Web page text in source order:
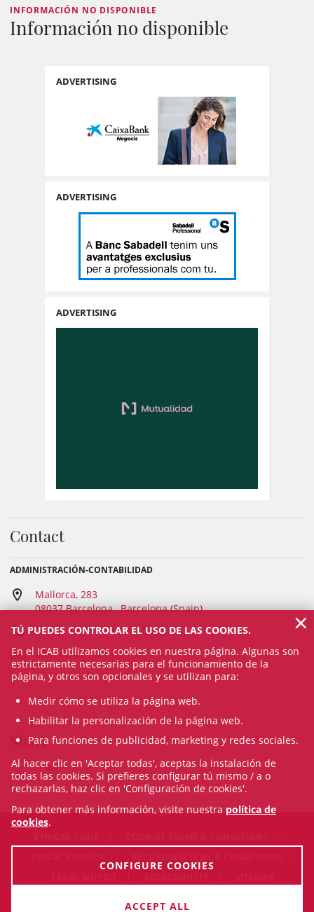
INFORMACIÓN NO DISPONIBLE
Información no disponible
ADVERTISING
ADVERTISING
ADVERTISING
Contact
ADMINISTRACIÓN-CONTABILIDAD
Mallorca, 283
08037 Barcelona , Barcelona (Spain)
93 601 12 74 / 93 496 18 80
administracio@icab.cat
Share
© Sat Aug 08 21:56:54 CEST 2026 Il·lustre Col·legi de l'Advocacia
TÚ PUEDES CONTROLAR EL USO DE LAS COOKIES.
En el ICAB utilizamos cookies en nuestra página. Algunas son
estrictamente necesarias para el funcionamiento de la
página, y otros son opcionales y se utilizan para:
Medir cómo se utiliza la página web.
Habilitar la personalización de la página web.
Para funciones de publicidad, marketing y redes sociales.
Al hacer clic en 'Aceptar todas', aceptas la instalación de
todas las cookies. Si prefieres configurar tú mismo / a o
rechazarlas, haz clic en 'Configuración de cookies'.
Para obtener más información, visite nuestra política de
cookies.
CONFIGURE COOKIES
ACCEPT ALL
×